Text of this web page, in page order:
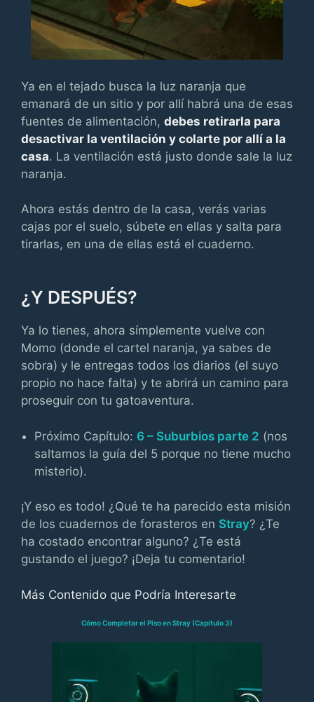
Ya en el tejado busca la luz naranja que
emanará de un sitio y por allí habrá una de esas
fuentes de alimentación, debes retirarla para
desactivar la ventilación y colarte por allí a la
casa. La ventilación está justo donde sale la luz
naranja.
Ahora estás dentro de la casa, verás varias
cajas por el suelo, súbete en ellas y salta para
tirarlas, en una de ellas está el cuaderno.
¿Y DESPUÉS?
Ya lo tienes, ahora símplemente vuelve con
Momo (donde el cartel naranja, ya sabes de
sobra) y le entregas todos los diarios (el suyo
propio no hace falta) y te abrirá un camino para
proseguir con tu gatoaventura.
Próximo Capítulo: 6 – Suburbios parte 2 (nos
saltamos la guía del 5 porque no tiene mucho
misterio).
¡Y eso es todo! ¿Qué te ha parecido esta misión
de los cuadernos de forasteros en Stray? ¿Te
ha costado encontrar alguno? ¿Te está
gustando el juego? ¡Deja tu comentario!
Más Contenido que Podría Interesarte
Cómo Completar el Piso en Stray (Capítulo 3)